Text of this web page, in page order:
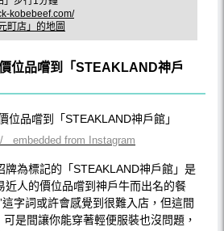
kobebeef.com/
町店」的地圖
位品嚐到「STEAKLAND神戶
embedded from Instagram
牌為標記的「STEAKLAND神戶館」是
近人的價位品嚐到神戶牛而出名的餐
這字詞或許會感覺到很難入店，但這間
可是間讓你能穿著輕便服裝也沒問題，